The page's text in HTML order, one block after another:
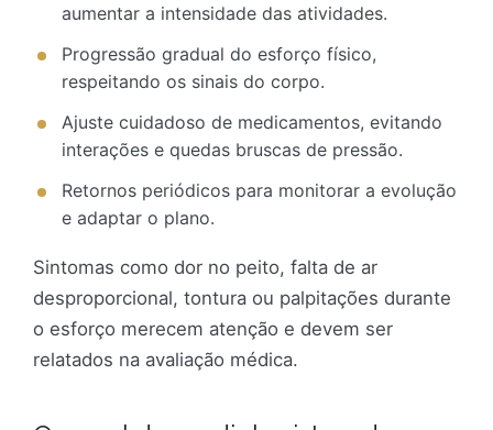
aumentar a intensidade das atividades.
Progressão gradual do esforço físico,
respeitando os sinais do corpo.
Ajuste cuidadoso de medicamentos, evitando
interações e quedas bruscas de pressão.
Retornos periódicos para monitorar a evolução
e adaptar o plano.
Sintomas como dor no peito, falta de ar
desproporcional, tontura ou palpitações durante
o esforço merecem atenção e devem ser
relatados na avaliação médica.